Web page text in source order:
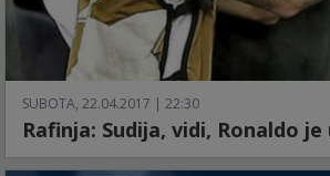
SUBOTA, 22.04.2017 | 22:30
Rafinja: Sudija, vidi, Ronaldo